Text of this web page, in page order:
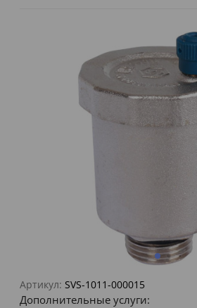
Артикул: SVS-1011-000015
Дополнительные услуги: